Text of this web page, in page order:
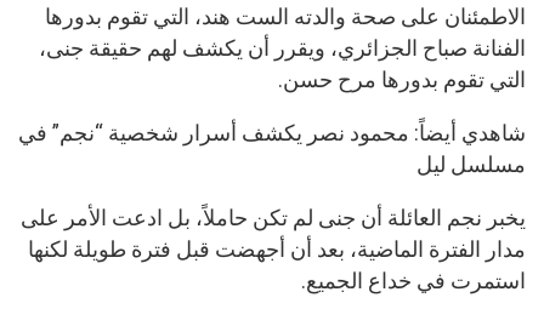
الاطمئنان على صحة والدته الست هند، التي تقوم بدورها
الفنانة صباح الجزائري، ويقرر أن يكشف لهم حقيقة جنى،
التي تقوم بدورها مرح حسن.
شاهدي أيضاً: محمود نصر يكشف أسرار شخصية “نجم” في
مسلسل ليل
يخبر نجم العائلة أن جنى لم تكن حاملاً، بل ادعت الأمر على
مدار الفترة الماضية، بعد أن أجهضت قبل فترة طويلة لكنها
استمرت في خداع الجميع.